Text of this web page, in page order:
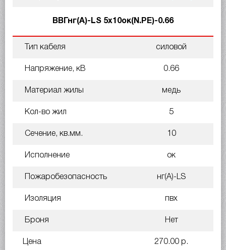
ВВГнг(A)-LS 5х10ок(N.PE)-0.66
Тип кабеля силовой
Напряжение, кВ 0.66
Материал жилы медь
Кол-во жил 5
Сечение, кв.мм. 10
Исполнение ок
Пожаробезопасность нг(A)-LS
Изоляция пвх
Броня Нет
Цена 270.00 р.